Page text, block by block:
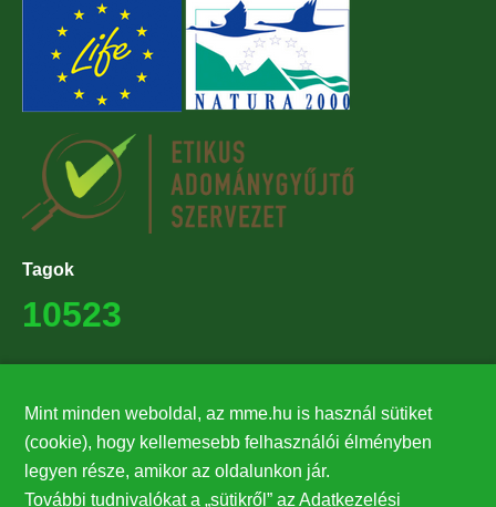
Tagok
10523
27224
Hírlevél feliratkozás
Mint minden weboldal, az mme.hu is használ sütiket
(cookie), hogy kellemesebb felhasználói élményben
legyen része, amikor az oldalunkon jár.
További tudnivalókat a „sütikről” az Adatkezelési